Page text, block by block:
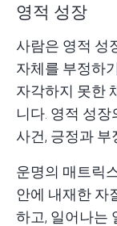
영적 성장
사람은 영적 성
자체를 부정하
자각하지 못한
니다. 영적 성
사건, 긍정과 부
운명의 매트릭
안에 내재한 자
하고, 일어나는